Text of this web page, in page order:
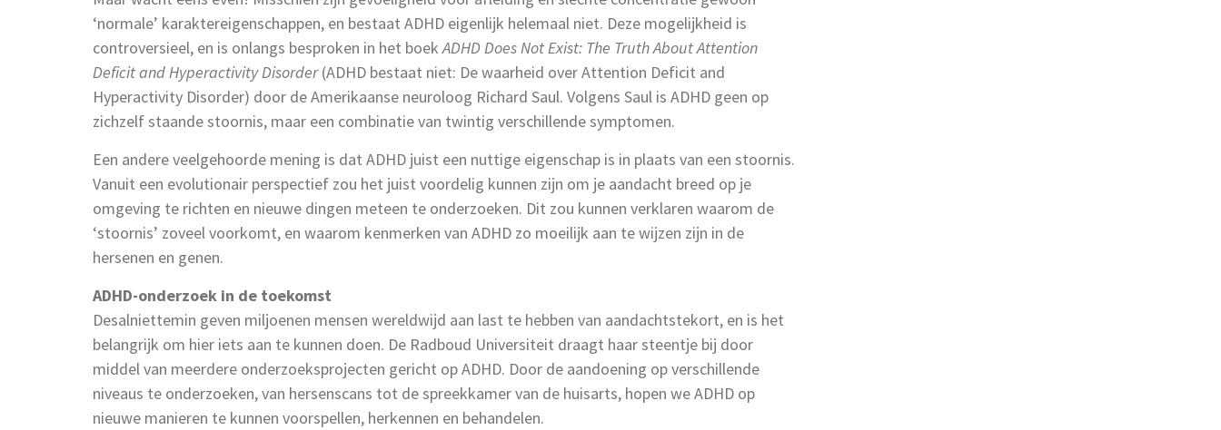
‘normale’ karaktereigenschappen, en bestaat ADHD eigenlijk helemaal niet. Deze mogelijkheid is
controversieel, en is onlangs besproken in het boekADHD Does Not Exist: The Truth About Attention
Deficit and Hyperactivity Disorder(ADHD bestaat niet: De waarheid over Attention Deficit and
Hyperactivity Disorder) door de Amerikaanse neuroloog Richard Saul. Volgens Saul is ADHD geen op
zichzelf staande stoornis, maar een combinatie van twintig verschillende symptomen.
Een andere veelgehoorde mening is dat ADHD juist een nuttige eigenschap is in plaats van een stoornis.
Vanuit een evolutionair perspectief zou het juist voordelig kunnen zijn om je aandacht breed op je
omgeving te richten en nieuwe dingen meteen te onderzoeken. Dit zou kunnen verklaren waarom de
‘stoornis’ zoveel voorkomt, en waarom kenmerken van ADHD zo moeilijk aan te wijzen zijn in de
hersenen en genen.
ADHD-onderzoek in de toekomst
Desalniettemin geven miljoenen mensen wereldwijd aan last te hebben van aandachtstekort, en is het
belangrijk om hier iets aan te kunnen doen. De Radboud Universiteit draagt haar steentje bij door
middel van meerdere onderzoeksprojecten gericht op ADHD. Door de aandoening op verschillende
niveaus te onderzoeken, van hersenscans tot de spreekkamer van de huisarts, hopen we ADHD op
nieuwe manieren te kunnen voorspellen, herkennen en behandelen.